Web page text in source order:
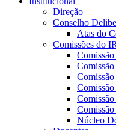
Direção
Conselho
Atas do
Comissões do
Núcleo